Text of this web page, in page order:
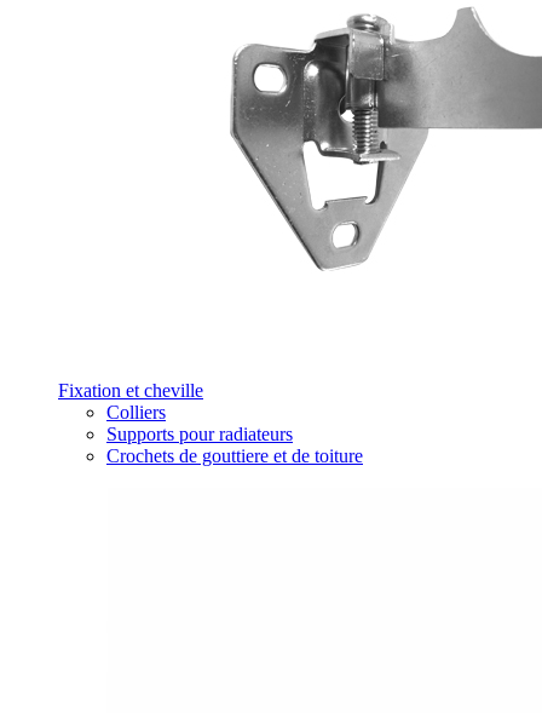
Fixation et cheville
Colliers
Supports pour radiateurs
Crochets de gouttiere et de toiture